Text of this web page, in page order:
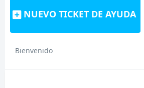
NUEVO TICKET DE AYUDA
Bienvenido